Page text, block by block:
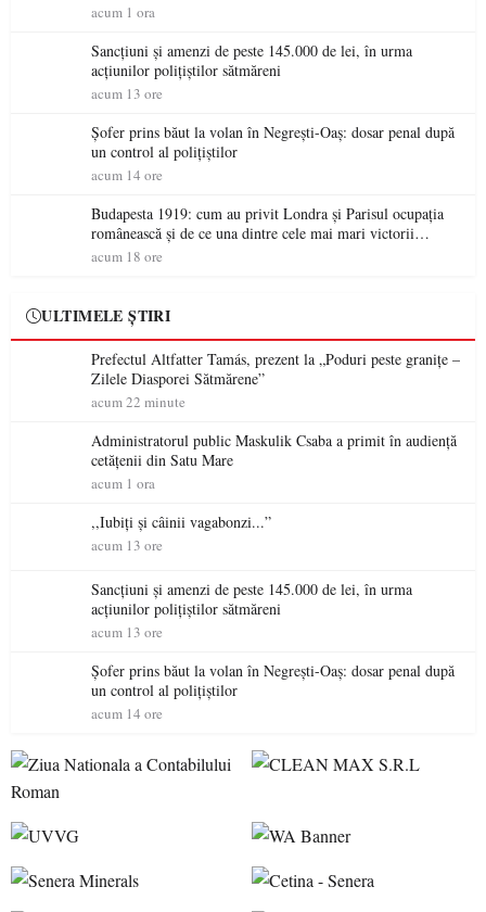
acum 1 ora
Sancțiuni și amenzi de peste 145.000 de lei, în urma
acțiunilor polițiștilor sătmăreni
acum 13 ore
Șofer prins băut la volan în Negrești-Oaș: dosar penal după
un control al polițiștilor
acum 14 ore
Budapesta 1919: cum au privit Londra și Parisul ocupația
românească și de ce una dintre cele mai mari victorii
militare ale României a devenit o controversă diplomatică
acum 18 ore
ULTIMELE ȘTIRI
Prefectul Altfatter Tamás, prezent la „Poduri peste granițe –
Zilele Diasporei Sătmărene”
acum 22 minute
Administratorul public Maskulik Csaba a primit în audiență
cetățenii din Satu Mare
acum 1 ora
,,Iubiți și câinii vagabonzi...”
acum 13 ore
Sancțiuni și amenzi de peste 145.000 de lei, în urma
acțiunilor polițiștilor sătmăreni
acum 13 ore
Șofer prins băut la volan în Negrești-Oaș: dosar penal după
un control al polițiștilor
acum 14 ore